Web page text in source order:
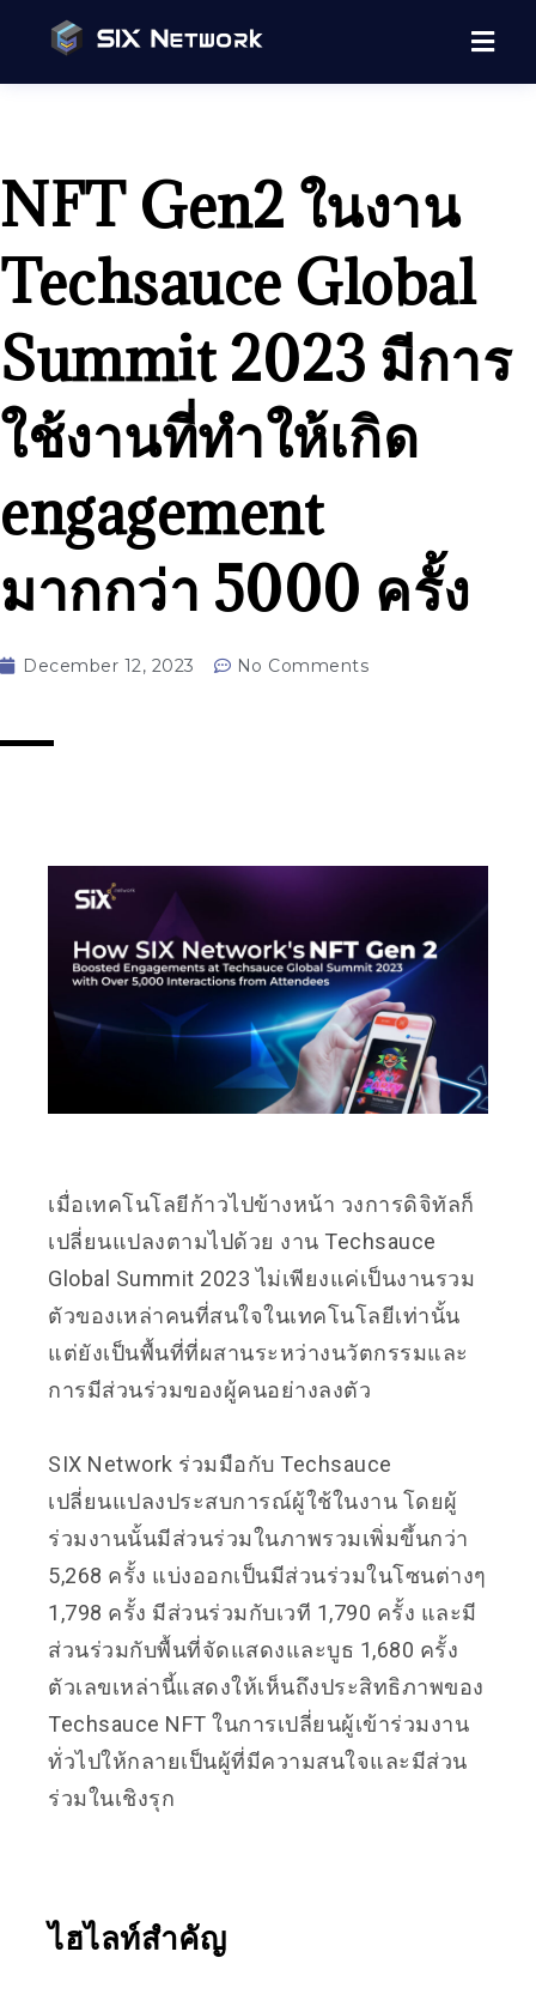
NFT Gen2 ในงาน
Techsauce Global
Summit 2023 มีการ
ใช้งานที่ทำให้เกิด
engagement
มากกว่า 5000 ครั้ง
December 12, 2023 No Comments
เมื่อเทคโนโลยีก้าวไปข้างหน้า วงการดิจิทัลก็
เปลี่ยนแปลงตามไปด้วย งาน Techsauce
Global Summit 2023 ไม่เพียงแค่เป็นงานรวม
ตัวของเหล่าคนที่สนใจในเทคโนโลยีเท่านั้น
แต่ยังเป็นพื้นที่ที่ผสานระหว่างนวัตกรรมและ
การมีส่วนร่วมของผู้คนอย่างลงตัว
SIX Network ร่วมมือกับ Techsauce
เปลี่ยนแปลงประสบการณ์ผู้ใช้ในงาน โดยผู้
ร่วมงานนั้นมีส่วนร่วมในภาพรวมเพิ่มขึ้นกว่า
5,268 ครั้ง แบ่งออกเป็นมีส่วนร่วมในโซนต่างๆ
1,798 ครั้ง มีส่วนร่วมกับเวที 1,790 ครั้ง และมี
ส่วนร่วมกับพื้นที่จัดแสดงและบูธ 1,680 ครั้ง
ตัวเลขเหล่านี้แสดงให้เห็นถึงประสิทธิภาพของ
Techsauce NFT ในการเปลี่ยนผู้เข้าร่วมงาน
ทั่วไปให้กลายเป็นผู้ที่มีความสนใจและมีส่วน
ร่วมในเชิงรุก
ไฮไลท์สำคัญ